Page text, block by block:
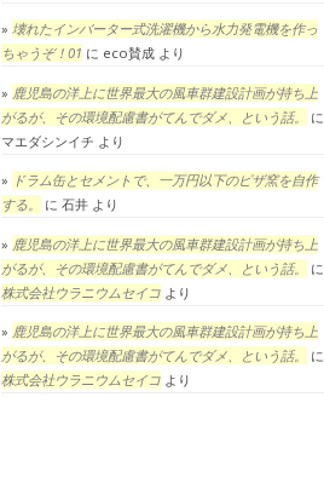
壊れたインバーター式洗濯機から水力発電機を作っ
ちゃうぞ！01 に eco賛成 より
鹿児島の洋上に世界最大の風車群建設計画が持ち上
がるが、その環境配慮書がてんでダメ、という話。
に
マエダシンイチ より
ドラム缶とセメントで、一万円以下のピザ窯を自作
する。
に 石井 より
鹿児島の洋上に世界最大の風車群建設計画が持ち上
がるが、その環境配慮書がてんでダメ、という話。
に
株式会社ウラニウムセイコ より
鹿児島の洋上に世界最大の風車群建設計画が持ち上
がるが、その環境配慮書がてんでダメ、という話。
に
株式会社ウラニウムセイコ より